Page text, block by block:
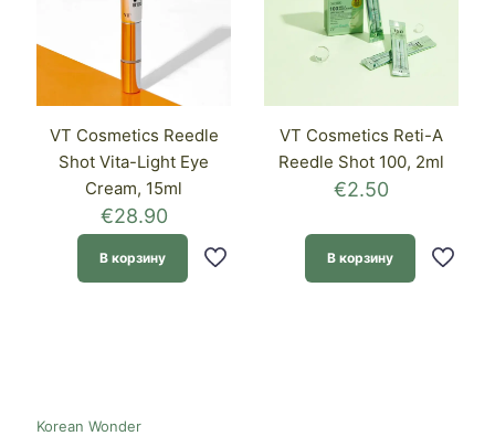
VT Cosmetics Reedle
Shot Vita-Light Eye
Cream, 15ml
€28.90
В корзину
VT Cosmetics Reti-A
Reedle Shot 100, 2ml
€2.50
В корзину
Korean Wonder